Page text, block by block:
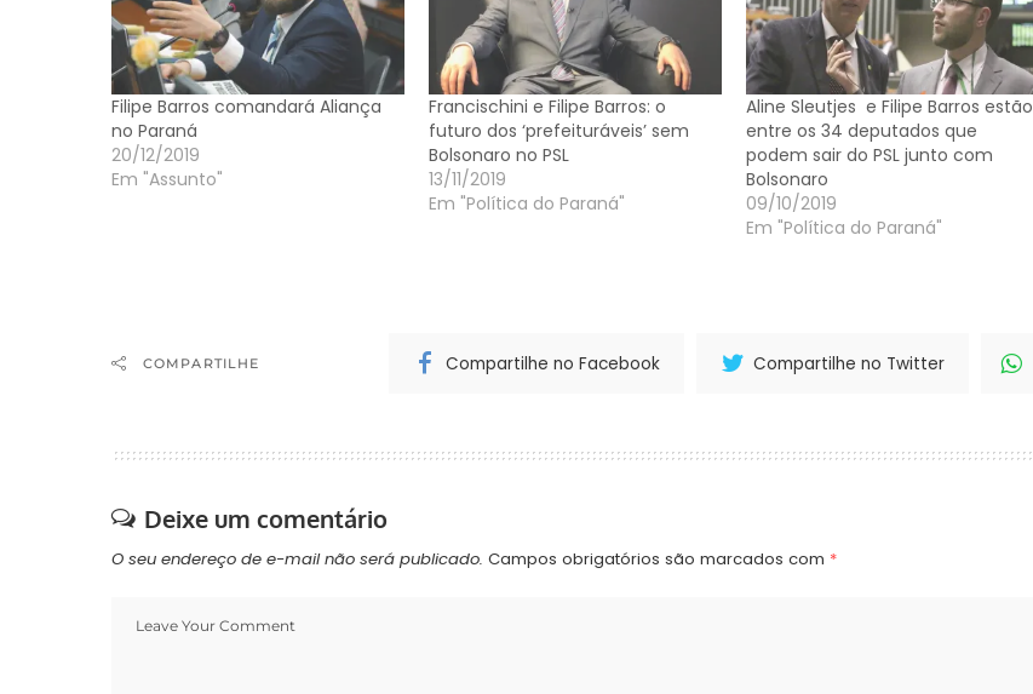
Filipe Barros comandará Aliança
no Paraná
20/12/2019
Em "Assunto"
Francischini e Filipe Barros: o
futuro dos ‘prefeituráveis’ sem
Bolsonaro no PSL
13/11/2019
Em "Política do Paraná"
Aline Sleutjes e Filipe Barros estão
entre os 34 deputados que
podem sair do PSL junto com
Bolsonaro
09/10/2019
Em "Política do Paraná"
COMPARTILHE Compartilhe no Facebook Compartilhe no Twitter
Deixe um comentário
O seu endereço de e-mail não será publicado. Campos obrigatórios são marcados com *